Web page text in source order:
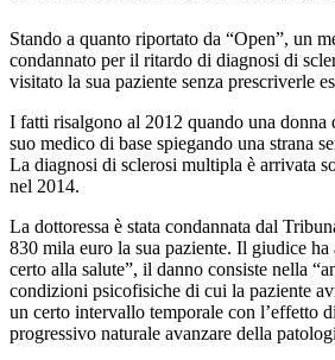
Stando a quanto riportato da “Open”, un
condannato per il ritardo di diagnosi di
visitato la sua paziente senza prescriverle
I fatti risalgono al 2012 quando una donna
suo medico di base spiegando una strana
La diagnosi di sclerosi multipla è arrivata
nel 2014.
La dottoressa è stata condannata dal
830 mila euro la sua paziente. Il giudice ha
certo alla salute”, il danno consiste nella
condizioni psicofisiche di cui la paziente
un certo intervallo temporale con l’effetto
progressivo naturale avanzare della